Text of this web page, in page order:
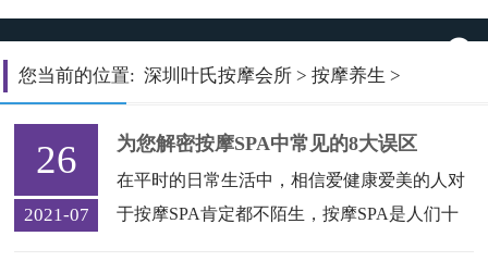
您当前的位置: 深圳叶氏按摩会所 > 按摩养生 >
26
2021-07
为您解密按摩SPA中常见的8大误区
在平时的日常生活中，相信爱健康爱美的人对
于按摩SPA肯定都不陌生，按摩SPA是人们十